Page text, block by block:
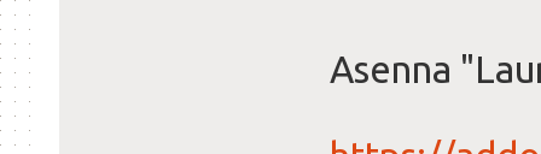
Asenna